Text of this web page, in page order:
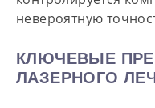
невероятную
КЛЮЧЕВЫЕ
ЛАЗЕРНОГО